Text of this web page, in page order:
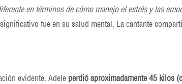
en términos de cómo manejo el estrés y las
fue en su salud mental. La cantante
evidente. Adele perdió aproximadamente 45 kilos